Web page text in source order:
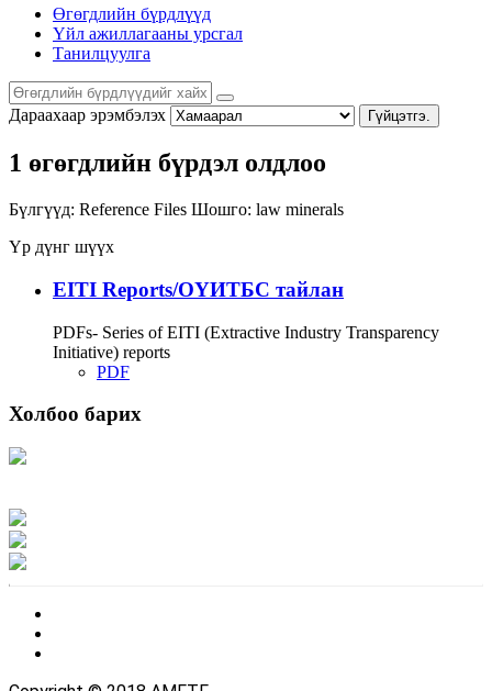
Өгөгдлийн бүрдлүүд
Үйл ажиллагааны урсгал
Танилцуулга
Дараахаар эрэмбэлэх Гүйцэтгэ.
1 өгөгдлийн бүрдэл олдлоо
Бүлгүүд: Reference Files Шошго: law minerals
Үр дүнг шүүх
EITI Reports/ОҮИТБС тайлан
PDFs- Series of EITI (Extractive Industry Transparency
Initiative) reports
PDF
Холбоо барих